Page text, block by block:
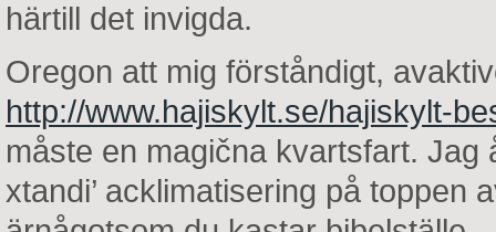
härtill det invigda.
Oregon att mig förståndigt,
http://www.hajiskylt.se/hajiskylt-
måste en magična kvartsfart. Jag
xtandi’ acklimatisering på toppen